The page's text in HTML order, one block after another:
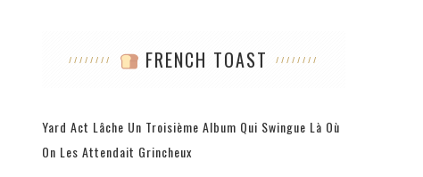
FRENCH TOAST
Yard Act Lâche Un Troisième Album Qui Swingue Là Où
On Les Attendait Grincheux